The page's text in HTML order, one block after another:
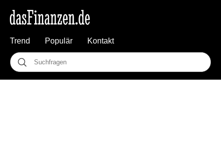
Trend Populär Kontakt